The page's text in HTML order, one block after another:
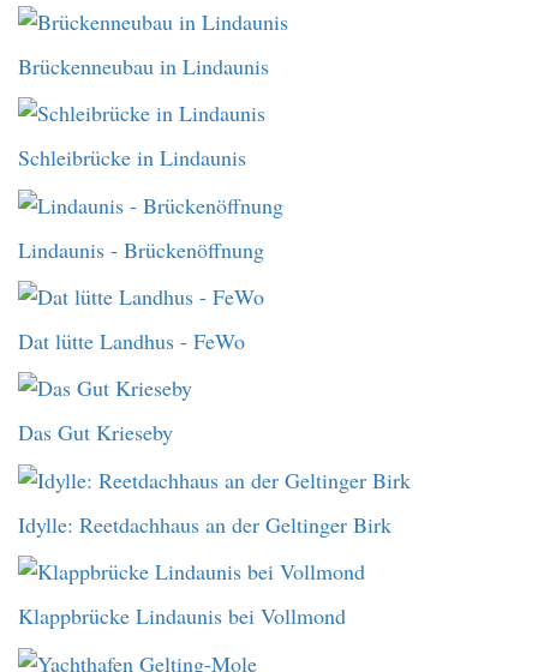
Brückenneubau in Lindaunis
Schleibrücke in Lindaunis
Lindaunis - Brückenöffnung
Dat lütte Landhus - FeWo
Das Gut Krieseby
Idylle: Reetdachhaus an der Geltinger Birk
Klappbrücke Lindaunis bei Vollmond